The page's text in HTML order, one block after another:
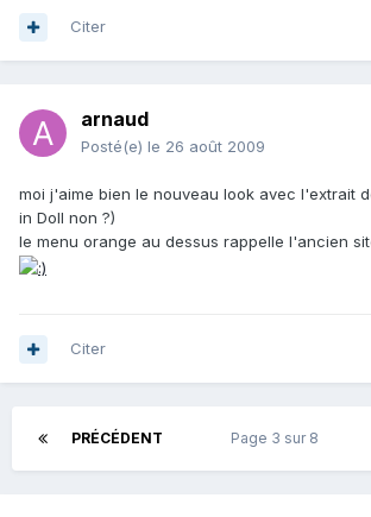
Citer
arnaud
Posté(e) le 26 août 2009
moi j'aime bien le nouveau look avec l'extrait
in Doll non ?)
le menu orange au dessus rappelle l'ancien
Citer
PRÉCÉDENT Page 3 sur 8